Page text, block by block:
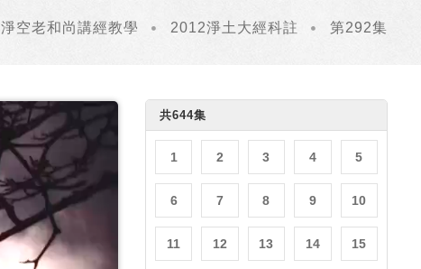
淨空老和尚講經教學 2012淨土大經科註 第292集
共644集
1 2 3 4 5
6 7 8 9 10
11 12 13 14 15